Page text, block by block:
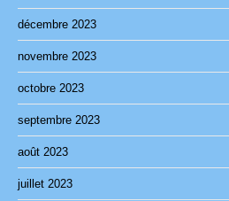
décembre 2023
novembre 2023
octobre 2023
septembre 2023
août 2023
juillet 2023